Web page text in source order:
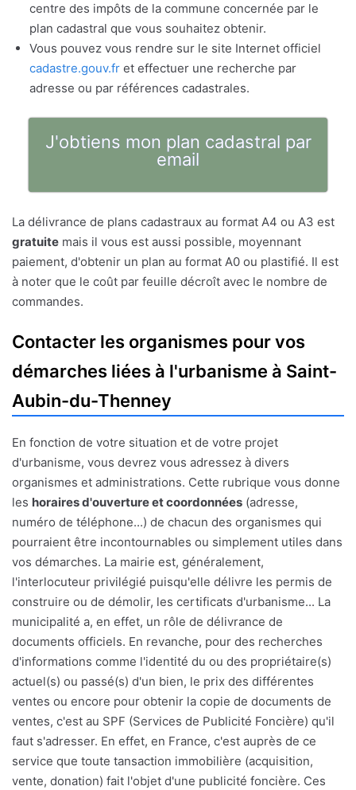
centre des impôts de la commune concernée par le
plan cadastral que vous souhaitez obtenir.
Vous pouvez vous rendre sur le site Internet officiel
cadastre.gouv.fr et effectuer une recherche par
adresse ou par références cadastrales.
J'obtiens mon plan cadastral par
email
La délivrance de plans cadastraux au format A4 ou A3 est
gratuite mais il vous est aussi possible, moyennant
paiement, d'obtenir un plan au format A0 ou plastifié. Il est
à noter que le coût par feuille décroît avec le nombre de
commandes.
Contacter les organismes pour vos
démarches liées à l'urbanisme à Saint-
Aubin-du-Thenney
En fonction de votre situation et de votre projet
d'urbanisme, vous devrez vous adressez à divers
organismes et administrations. Cette rubrique vous donne
les horaires d'ouverture et coordonnées (adresse,
numéro de téléphone...) de chacun des organismes qui
pourraient être incontournables ou simplement utiles dans
vos démarches. La mairie est, généralement,
l'interlocuteur privilégié puisqu'elle délivre les permis de
construire ou de démolir, les certificats d'urbanisme... La
municipalité a, en effet, un rôle de délivrance de
documents officiels. En revanche, pour des recherches
d'informations comme l'identité du ou des propriétaire(s)
actuel(s) ou passé(s) d'un bien, le prix des différentes
ventes ou encore pour obtenir la copie de documents de
ventes, c'est au SPF (Services de Publicité Foncière) qu'il
faut s'adresser. En effet, en France, c'est auprès de ce
service que toute tansaction immobilière (acquisition,
vente, donation) fait l'objet d'une publicité foncière. Ces